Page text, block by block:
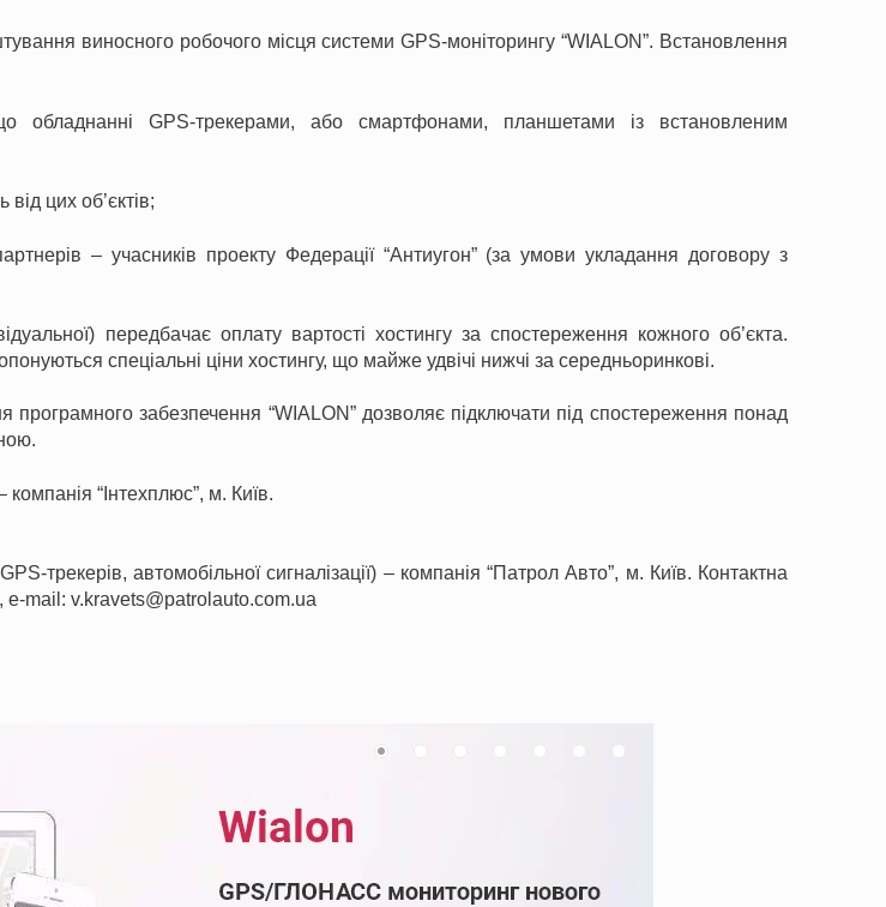
виносного робочого місця системи GPS-моніторингу “WIALON”. Встановлення
обладнанні GPS-трекерами, або смартфонами, планшетами із встановленим
цих об’єктів;
– учасників проекту Федерації “Антиугон” (за умови укладання договору з
передбачає оплату вартості хостингу за спостереження кожного об’єкта.
спеціальні ціни хостингу, що майже удвічі нижчі за середньоринкові.
забезпечення “WIALON” дозволяє підключати під спостереження понад
компанія “Інтехплюс”, м. Київ.
трекерів, автомобільної сигналізації) – компанія “Патрол Авто”, м. Київ. Контактна
mail: v.kravets@patrolauto.com.ua